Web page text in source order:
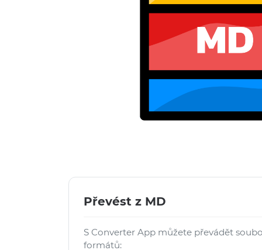
Převést z MD
S Converter App můžete převádět
formátů: